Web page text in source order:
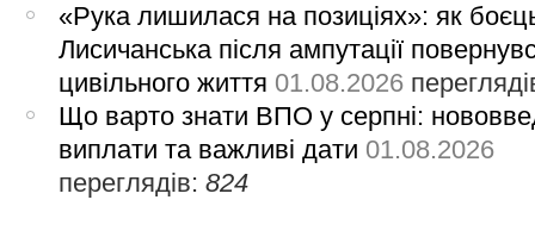
«Рука лишилася на позиціях»: як
Лисичанська після ампутації
цивільного життя 01.08.2026
Що варто знати ВПО у серпні:
виплати та важливі дати 01.08.2026
переглядів:824